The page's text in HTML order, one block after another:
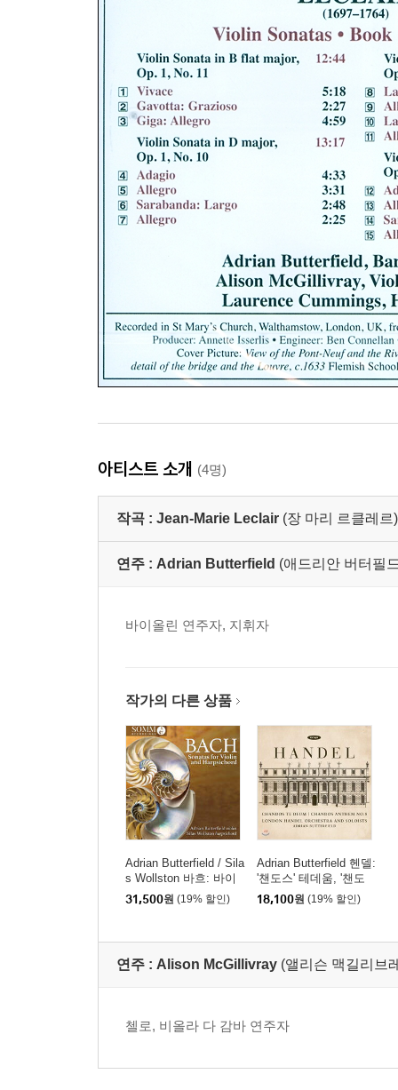
아티스트 소개 (4명)
작곡 : Jean-Marie Leclair (장 마리 르클레르)
연주 : Adrian Butterfield (애드리안 버터필
바이올린 연주자, 지휘자
작가의 다른 상품
Adrian Butterfield / Sila
s Wollston 바흐: 바이
올린과 하프시코드를
위한 소나타 (Bach: So
arpsichord)
31,500원 (19% 할인)
Adrian Butterfield 헨델:
'챈도스' 테데움, '챈도
스' 앤섬 8번 (Handel: C
handos Te Deum, Cha
18,100원 (19% 할인)
연주 : Alison McGillivray (앨리슨 맥길리브
첼로, 비올라 다 감바 연주자